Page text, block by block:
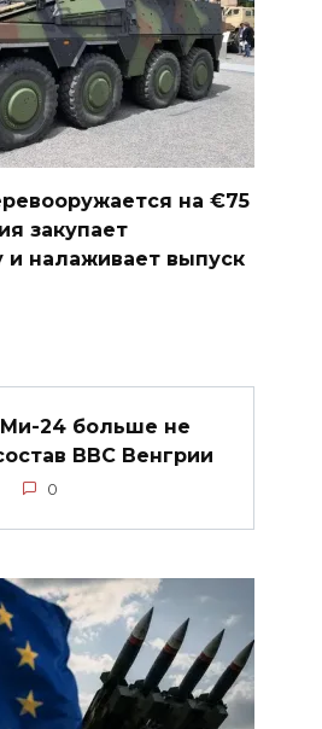
на €75
закупает
и налаживает выпуск
24 больше не
ВВС Венгрии
0